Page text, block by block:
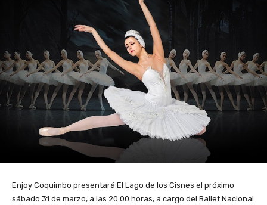
Enjoy Coquimbo presentará El Lago de los Cisnes el próximo
sábado 31 de marzo, a las 20:00 horas, a cargo del Ballet Nacional